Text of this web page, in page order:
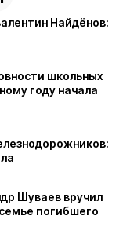
Найдёнов:
школьных
году начала
Шуваев вручил
погибшего